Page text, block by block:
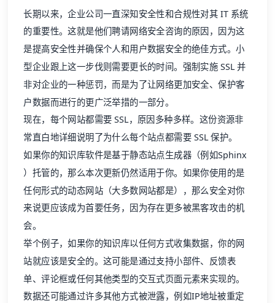
长期以来，企业公司一直深知安全性和合规性对其 IT 系统
的重要性。这就是他们聘请网络安全咨询的原因，因为这
是提高安全性并确保个人和用户数据安全的绝佳方式。小
型企业跟上这一步伐则需要更长的时间。强制实施 SSL 并
非对企业的一种惩罚，而是为了让网络更加安全、保护客
户数据而进行的更广泛举措的一部分。
现在，每个网站都需要 SSL，原因多种多样。 这份资源非
常直白地详细说明了为什么每个站点都需要 SSL 保护。
如果你的知识库软件是基于静态站点生成器（例如Sphinx
）托管的，那么本次更新仍然适用于你。如果你使用的是
任何形式的动态网站（大多数网站都是），那么安全对你
来说更应该成为首要任务，因为存在更多被黑客攻击的机
会。
举个例子，如果你的知识库以任何方式收集数据，你的网
站就应该是安全的。这可能是通过支持小部件、反馈表
单、评论框或任何其他类型的交互式页面元素来实现的。
数据还可能通过许多其他方式被泄露，例如IP地址被重定